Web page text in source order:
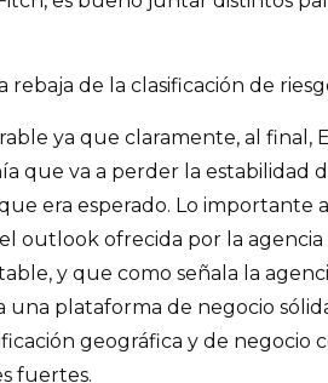
rebaja de la clasificación de
ya que claramente, al final,
que va a perder la estabilidad
era esperado. Lo importante
outlook ofrecida por la agencia
y que como señala la
una plataforma de negocio
geográfica y de negocio
fuertes.